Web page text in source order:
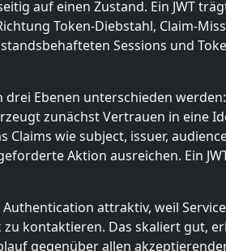
auf einen Zustand. Ein JWT
Token-Diebstahl, Claim-
Sessions und
drei Ebenen unterschieden
zunächst Vertrauen in eine
Claims wie subject, issuer,
Aktion ausreichen. Ein
attraktiv, weil
kontaktieren. Das skaliert gut,
gegenüber allen